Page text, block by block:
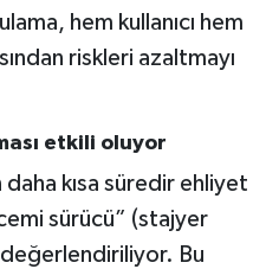
hem kullanıcı hem
riskleri azaltmayı
etkili oluyor
kısa süredir ehliyet
sürücü” (stajyer
Bu